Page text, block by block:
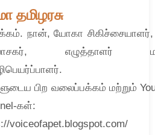
தமிழரசு
நான், யோகா சிகிச்சையாளர்,
எழுத்தாளர்
பிற வலைப்பக்கம் மற்றும்
கள்:
voiceofapet.blogspot.com/